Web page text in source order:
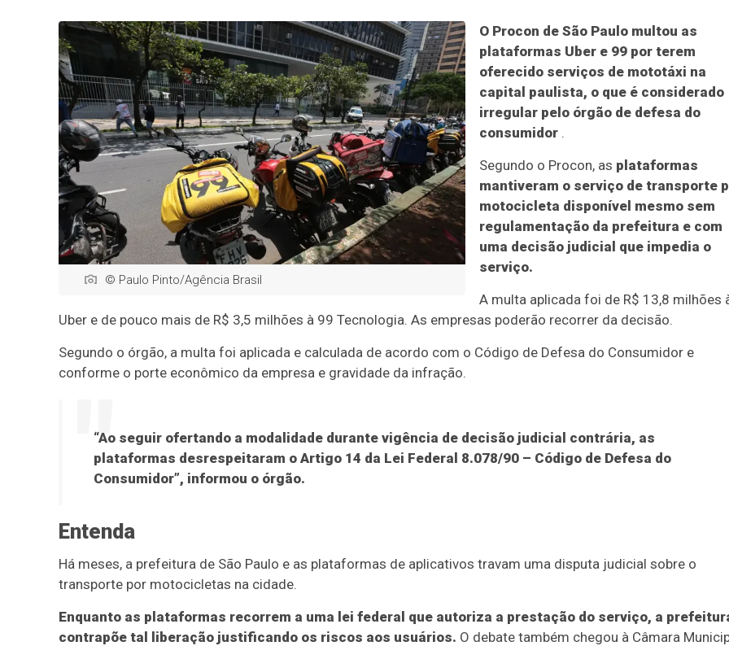
© Paulo Pinto/Agência Brasil
O Procon de São Paulo multou as
plataformas Uber e 99 por terem
oferecido serviços de mototáxi na
capital paulista, o que é considerado
irregular pelo órgão de defesa do
consumidor .
Segundo o Procon, as plataformas
mantiveram o serviço de transporte
motocicleta disponível mesmo sem
regulamentação da prefeitura e com
uma decisão judicial que impedia o
serviço.
A multa aplicada foi de R$ 13,8 milhões
Uber e de pouco mais de R$ 3,5 milhões à 99 Tecnologia. As empresas poderão recorrer da decisão.
Segundo o órgão, a multa foi aplicada e calculada de acordo com o Código de Defesa do Consumidor e
conforme o porte econômico da empresa e gravidade da infração.
“Ao seguir ofertando a modalidade durante vigência de decisão judicial contrária, as
plataformas desrespeitaram o Artigo 14 da Lei Federal 8.078/90 – Código de Defesa do
Consumidor”, informou o órgão.
Entenda
Há meses, a prefeitura de São Paulo e as plataformas de aplicativos travam uma disputa judicial sobre o
transporte por motocicletas na cidade.
Enquanto as plataformas recorrem a uma lei federal que autoriza a prestação do serviço, a
contrapõe tal liberação justificando os riscos aos usuários. O debate também chegou à Câmara